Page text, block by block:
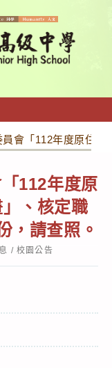
會「112年度原住
112年度原
、核定職
，請查照。
/ 校園公告